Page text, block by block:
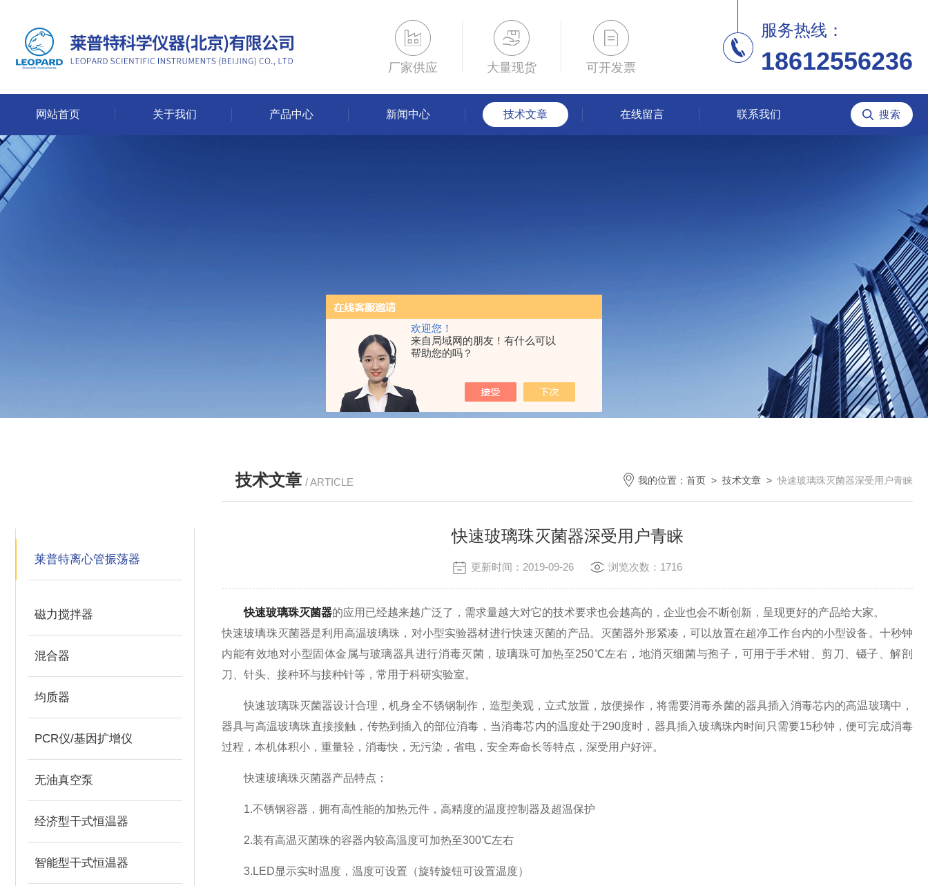
欢迎您！
来自局域网的朋友！有什么可以
帮助您的吗？
厂家供应 大量现货 可开发票
服务热线：
18612556236
网站首页 关于我们 产品中心 新闻中心 技术文章 在线留言 联系我们
莱普特离心管振荡器
磁力搅拌器
混合器
均质器
PCR仪/基因扩增仪
无油真空泵
经济型干式恒温器
智能型干式恒温器
技术文章 / ARTICLE 我的位置： 首页 > 技术文章 >快速玻璃珠灭菌器深受用户青睐
快速玻璃珠灭菌器深受用户青睐
更新时间：2019-09-26 浏览次数：1716
快速玻璃珠灭菌器的应用已经越来越广泛了，需求量越大对它的技术要求也会越高的，企业也会不断创新，呈现更好的产品给大家。
快速玻璃珠灭菌器是利用高温玻璃珠，对小型实验器材进行快速灭菌的产品。灭菌器外形紧凑，可以放置在超净工作台内的小型设备。十秒钟
内能有效地对小型固体金属与玻璃器具进行消毒灭菌，玻璃珠可加热至250℃左右，地消灭细菌与孢子，可用于手术钳、剪刀、镊子、解剖
刀、针头、接种环与接种针等，常用于科研实验室。
快速玻璃珠灭菌器设计合理，机身全不锈钢制作，造型美观，立式放置，放便操作，将需要消毒杀菌的器具插入消毒芯内的高温玻璃中，
器具与高温玻璃珠直接接触，传热到插入的部位消毒，当消毒芯内的温度处于290度时，器具插入玻璃珠内时间只需要15秒钟，便可完成消毒
过程，本机体积小，重量轻，消毒快，无污染，省电，安全寿命长等特点，深受用户好评。
快速玻璃珠灭菌器产品特点：
1.不锈钢容器，拥有高性能的加热元件，高精度的温度控制器及超温保护
2.装有高温灭菌珠的容器内较高温度可加热至300℃左右
3.LED显示实时温度，温度可设置（旋转旋钮可设置温度）